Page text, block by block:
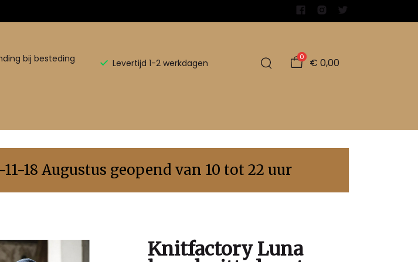
bij besteding
Levertijd 1-2 werkdagen
0 € 0,00
18 Augustus geopend van 10 tot 22 uur
Knitfactory Luna